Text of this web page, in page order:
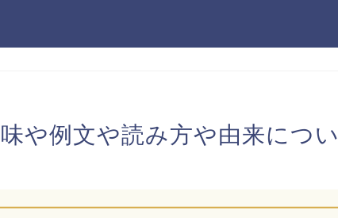
味や例文や読み方や由来につい